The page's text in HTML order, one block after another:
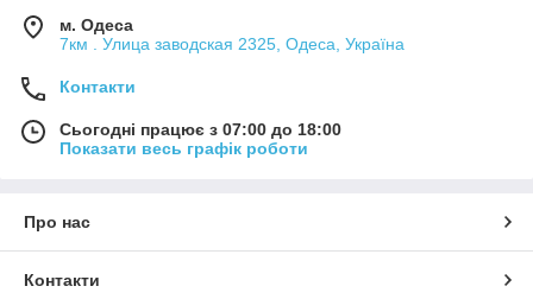
м. Одеса
7км . Улица заводская 2325, Одеса, Україна
Контакти
Сьогодні працює з 07:00 до 18:00
Показати весь графік роботи
Про нас
Контакти